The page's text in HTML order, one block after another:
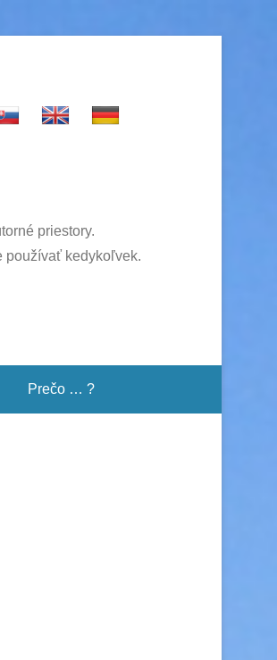
priestory.
používať kedykoľvek.
Prečo … ?